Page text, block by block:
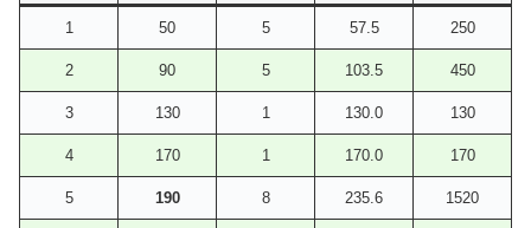
1 50 5 57.5 250
2 90 5 103.5 450
3 130 1 130.0 130
4 170 1 170.0 170
5 190 8 235.6 1520